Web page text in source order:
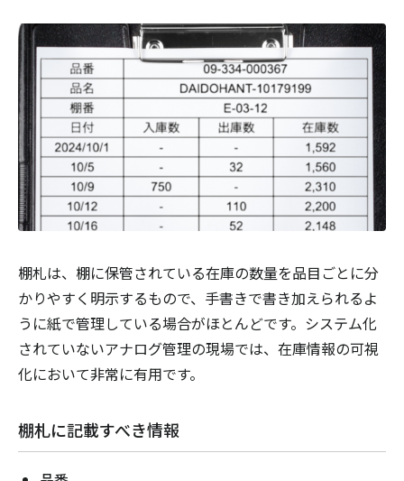
棚札は、棚に保管されている在庫の数量を品目ごとに分
かりやすく明示するもので、手書きで書き加えられるよ
うに紙で管理している場合がほとんどです。システム化
されていないアナログ管理の現場では、在庫情報の可視
化において非常に有用です。
棚札に記載すべき情報